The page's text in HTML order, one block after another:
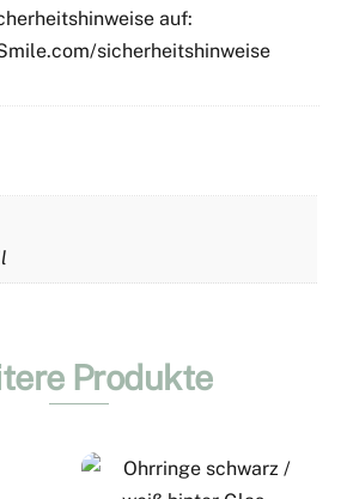
auf:
sicherheitshinweise
Produkte